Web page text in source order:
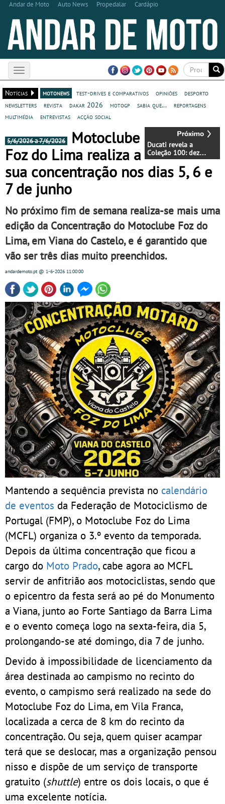
Andar de Moto Auto News Propedalar Cardápio
Toggle
navigation
Notícias
motonews test-drives e comparativos opiniões
desporto
newsletters
revista dakar 2026 motogp sabia que...
reportagens
multimédia
entrevistas acção social
Ducati revela a
Coleção 100: dez
ícones
contemporâneos que
celebram 100 anos de
5/6/2026 a 7/6/2026
Motoclube
Foz do Lima realiza a
sua concentração nos dias 5, 6 e
7 de junho
No próximo fim de semana realiza-se mais uma
edição da Concentração do Motoclube Foz do
Lima, em Viana do Castelo, e é garantido que
vão ser três dias muito preenchidos.
andardemoto.pt@ 1-6-2026 11:00:00
Mantendo a sequência prevista no calendário
de eventos da Federação de Motociclismo de
Portugal (FMP), o Motoclube Foz do Lima
(MCFL) organiza o 3.º evento da temporada.
Depois da última concentração que ficou a
cargo do Moto Prado, cabe agora ao MCFL
servir de anfitrião aos motociclistas, sendo que
o epicentro da festa será ao pé do Monumento
a Viana, junto ao Forte Santiago da Barra Lima
e o evento começa logo na sexta-feira, dia 5,
prolongando-se até domingo, dia 7 de junho.
Devido à impossibilidade de licenciamento da
área destinada ao campismo no recinto do
evento, o campismo será realizado na sede do
Motoclube Foz do Lima, em Vila Franca,
localizada a cerca de 8 km do recinto da
concentração. Ou seja, quem quiser acampar
terá que se deslocar, mas a organização pensou
nisso e dispõe de um serviço de transporte
gratuito (shuttle) entre os dois locais, o que é
uma excelente notícia.